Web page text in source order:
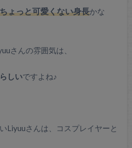
ちょっと可愛くない身長かな
さんの雰囲気は、
しいですよね♪
Liyuuさんは、コスプレイヤーと